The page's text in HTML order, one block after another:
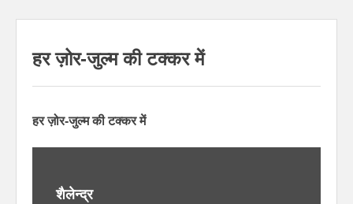
हर ज़ोर-जुल्म की टक्कर में
हर ज़ोर-जुल्म की टक्कर में
शैलेन्द्र